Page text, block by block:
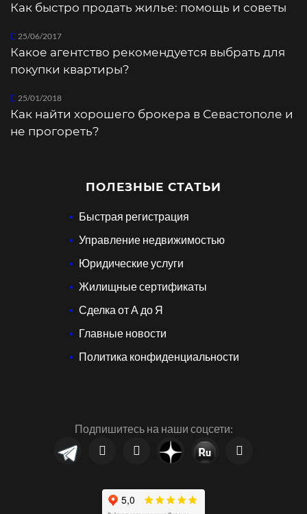
Как быстро продать жилье: помощь и советы
25/06/2017
Какое агентство рекомендуется выбрать для
покупки квартиры?
25/01/2018
Как найти хорошего брокера в Севастополе и
не прогореть?
ПОЛЕЗНЫЕ СТАТЬИ
Быстрая регистрация
Управление недвижимостью
Юридические услуги
Жилищные сертификаты
Сделка от А до Я
Главные новости
Политика конфиденциальности
Подпишитесь на наши соцсети: